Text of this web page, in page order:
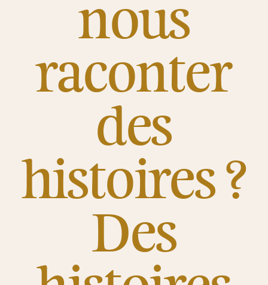
nous
raconter
des
histoires ?
Des